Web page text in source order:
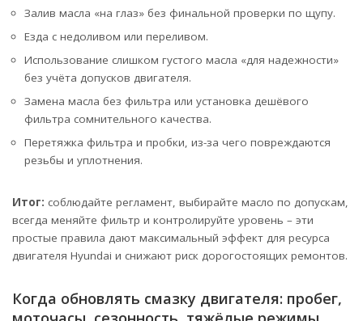
Залив масла «на глаз» без финальной проверки по щупу.
Езда с недоливом или переливом.
Использование слишком густого масла «для надежности»
без учёта допусков двигателя.
Замена масла без фильтра или установка дешёвого
фильтра сомнительного качества.
Перетяжка фильтра и пробки, из-за чего повреждаются
резьбы и уплотнения.
Итог: соблюдайте регламент, выбирайте масло по допускам,
всегда меняйте фильтр и контролируйте уровень – эти
простые правила дают максимальный эффект для ресурса
двигателя Hyundai и снижают риск дорогостоящих ремонтов.
Когда обновлять смазку двигателя: пробег,